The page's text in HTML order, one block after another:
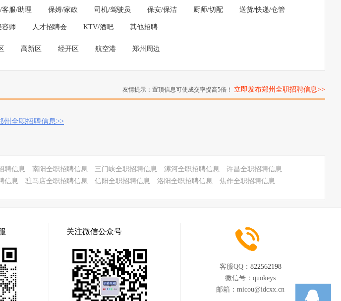
客服/助理 保姆/家政 司机/驾驶员 保安/保洁 厨师/切配 送货/快递/仓管
容师 人才招聘会 KTV/酒吧 其他招聘
高新区 经开区 航空港 郑州周边
友情提示：置顶信息可使成交率提高5倍！ 立即发布郑州全职招聘信息>>
州全职招聘信息>>
聘信息 南阳全职招聘信息 三门峡全职招聘信息 漯河全职招聘信息
许昌全职招聘信息
信息 驻马店全职招聘信息 信阳全职招聘信息 洛阳全职招聘信息 焦作全职招聘信息
关注微信公众号
客服QQ： 822562198
微信号： quokeys
邮箱： micou@idcxx.cn